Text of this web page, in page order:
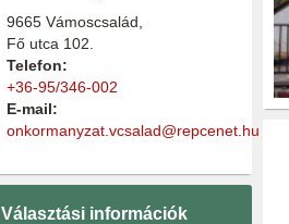
9665 Vámoscsalád,
Fő utca 102.
Telefon:
+36-95/346-002
E-mail:
onkormanyzat.vcsalad@repcenet.hu
Választási információk